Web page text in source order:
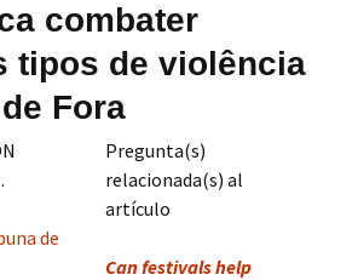
combater
tipos de violência
Fora
de
Pregunta(s)
relacionada(s) al
artículo
Can festivals help